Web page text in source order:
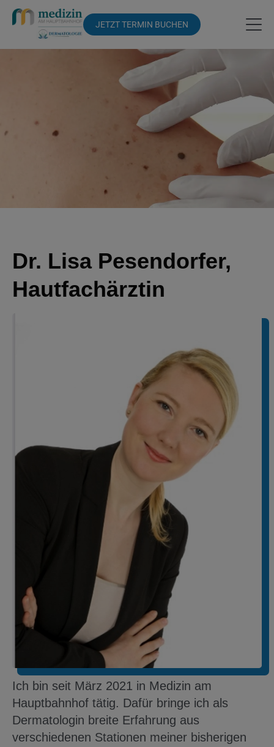
JETZT TERMIN BUCHEN
Dr. Lisa Pesendorfer,
Hautfachärztin
Ich bin seit März 2021 in Medizin am
Hauptbahnhof tätig. Dafür bringe ich als
Dermatologin breite Erfahrung aus
verschiedenen Stationen meiner bisherigen